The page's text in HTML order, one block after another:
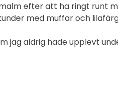
efter att ha ringt runt
med muffar och
jag aldrig hade upplevt